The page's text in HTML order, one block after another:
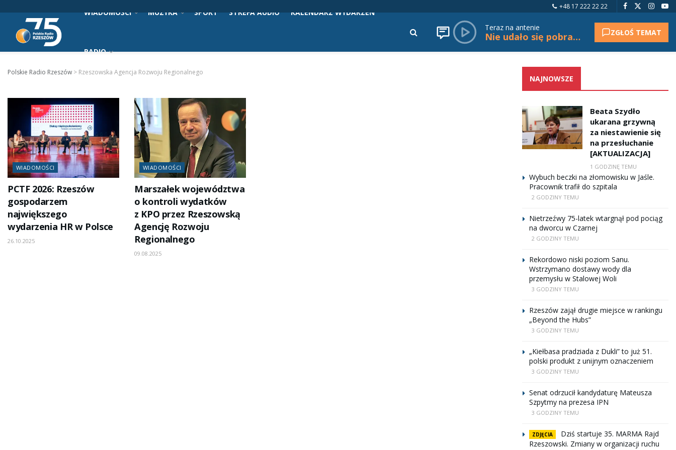
+48 17 222 22 22
WIADOMOŚCI MUZYKA SPORT STREFA AUDIO KALENDARZ WYDARZEŃ
RADIO
Teraz na antenie
Nie udało się pobrać tytułu. ZGŁOŚ TEMAT
Polskie Radio Rzeszów > Rzeszowska Agencja Rozwoju Regionalnego
WIADOMOŚCI
PCTF 2026: Rzeszów
gospodarzem
największego
wydarzenia HR w Polsce
26.10.2025
WIADOMOŚCI
Marszałek województwa
o kontroli wydatków
z KPO przez Rzeszowską
Agencję Rozwoju
Regionalnego
09.08.2025
NAJNOWSZE
Beata Szydło
ukarana grzywną
za niestawienie się
na przesłuchanie
[AKTUALIZACJA]
1 GODZINĘ TEMU
Wybuch beczki na złomowisku w Jaśle.
Pracownik trafił do szpitala
2 GODZINY TEMU
Nietrzeźwy 75-latek wtargnął pod pociąg
na dworcu w Czarnej
2 GODZINY TEMU
Rekordowo niski poziom Sanu.
Wstrzymano dostawy wody dla
przemysłu w Stalowej Woli
3 GODZINY TEMU
Rzeszów zajął drugie miejsce w rankingu
„Beyond the Hubs”
3 GODZINY TEMU
„Kiełbasa pradziada z Dukli” to już 51.
polski produkt z unijnym oznaczeniem
3 GODZINY TEMU
Senat odrzucił kandydaturę Mateusza
Szpytmy na prezesa IPN
3 GODZINY TEMU
ZDJĘCIA
Dziś startuje 35. MARMA Rajd
Rzeszowski. Zmiany w organizacji ruchu